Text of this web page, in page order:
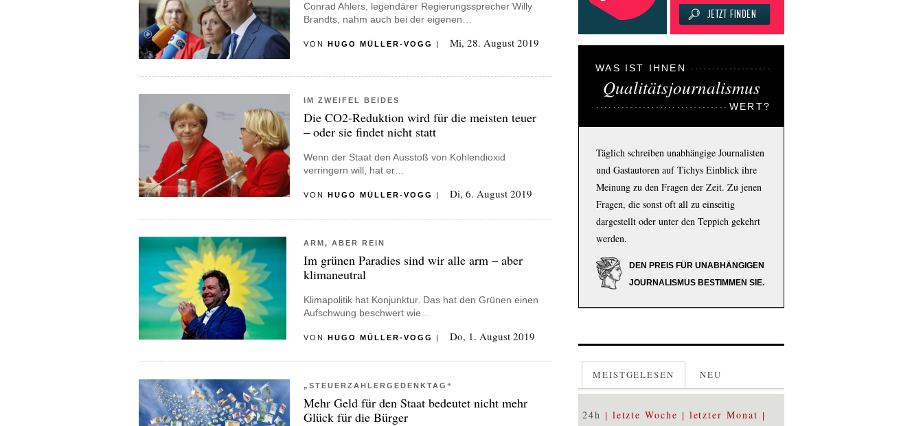
Conrad Ahlers, legendärer Regierungssprecher Willy
Brandts, nahm auch bei der eigenen…
VON HUGO MÜLLER-VOGG | Mi, 28. August 2019
IM ZWEIFEL BEIDES
Die CO2-Reduktion wird für die meisten teuer
– oder sie findet nicht statt
Wenn der Staat den Ausstoß von Kohlendioxid
verringern will, hat er…
VON HUGO MÜLLER-VOGG | Di, 6. August 2019
ARM, ABER REIN
Im grünen Paradies sind wir alle arm – aber
klimaneutral
Klimapolitik hat Konjunktur. Das hat den Grünen einen
Aufschwung beschwert wie…
VON HUGO MÜLLER-VOGG | Do, 1. August 2019
„STEUERZAHLERGEDENKTAG“
Mehr Geld für den Staat bedeutet nicht mehr
Glück für die Bürger
WAS IST IHNEN
Qualitätsjournalismus
WERT?
Täglich schreiben unabhängige Journalisten
und Gastautoren auf Tichys Einblick ihre
Meinung zu den Fragen der Zeit. Zu jenen
Fragen, die sonst oft all zu einseitig
dargestellt oder unter den Teppich gekehrt
werden.
DEN PREIS FÜR UNABHÄNGIGEN
JOURNALISMUS BESTIMMEN SIE.
MEISTGELESEN NEU
24h letzte Woche letzter Monat